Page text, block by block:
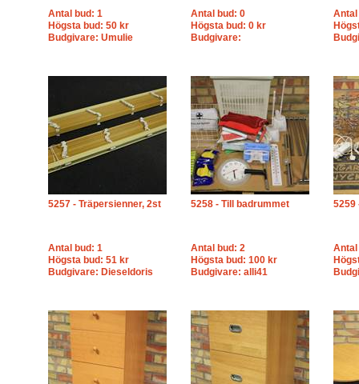
Antal bud: 1
Högsta bud: 50 kr
Budgivare: Umulie
Antal bud: 0
Högsta bud: 0 kr
Budgivare:
Antal
5257 - Träpersienner, 2st
Antal bud: 1
Högsta bud: 51 kr
Budgivare: Dieseldoris
5258 - Till badrummet
Antal bud: 2
Högsta bud: 100 kr
Budgivare: alli41
5259
Antal